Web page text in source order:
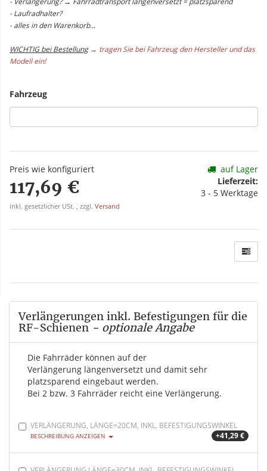
- Laufradhalter?
- alles in den Warenkorb...
WICHTIG bei Bestellung → tragen Sie bei Fahrzeug den Hersteller und das
Modell ein!
Fahrzeug
Preis wie konfiguriert
117,69 €
inkl. gesetzlicher USt. , zzgl. Versand
auf Lager
Lieferzeit:
3 - 5 Werktage
Verlängerungen inkl. Befestigungen für die
RF-Schienen - optionale Angabe
Die Fahrräder können auf der
Verlängerung längenversetzt und damit sehr
platzsparend eingebaut werden.
Bei 2 bzw. 3 Fahrräder reicht eine Verlängerung.
VERLÄNGERUNG, LÄNGE=20CM, INKL. BEFESTIGUNGSWINKEL
+41,29 €
BESCHREIBUNG ANZEIGEN